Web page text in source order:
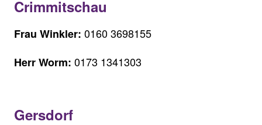
Crimmitschau
Frau Winkler: 0160 3698155
Herr Worm: 0173 1341303
Gersdorf